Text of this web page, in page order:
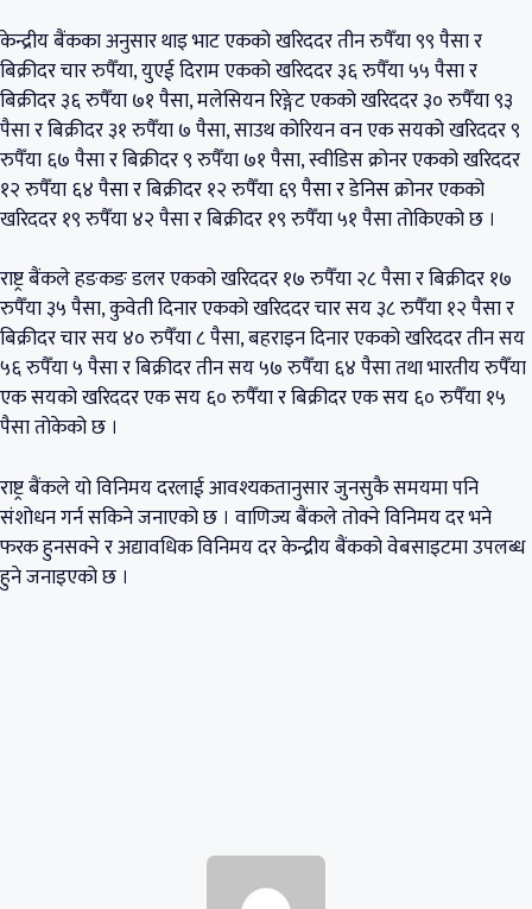
केन्द्रीय बैंकका अनुसार थाइ भाट एकको खरिददर तीन रुपैँया ९९ पैसा र
बिक्रीदर चार रुपैँया, युएई दिराम एकको खरिददर ३६ रुपैँया ५५ पैसा र
बिक्रीदर ३६ रुपैँया ७१ पैसा, मलेसियन रिङ्गेट एकको खरिददर ३० रुपैँया ९३
पैसा र बिक्रीदर ३१ रुपैँया ७ पैसा, साउथ कोरियन वन एक सयको खरिददर ९
रुपैँया ६७ पैसा र बिक्रीदर ९ रुपैँया ७१ पैसा, स्वीडिस क्रोनर एकको खरिददर
१२ रुपैँया ६४ पैसा र बिक्रीदर १२ रुपैँया ६९ पैसा र डेनिस क्रोनर एकको
खरिददर १९ रुपैँया ४२ पैसा र बिक्रीदर १९ रुपैँया ५१ पैसा तोकिएको छ ।
राष्ट्र बैंकले हङकङ डलर एकको खरिददर १७ रुपैँया २८ पैसा र बिक्रीदर १७
रुपैँया ३५ पैसा, कुवेती दिनार एकको खरिददर चार सय ३८ रुपैँया १२ पैसा र
बिक्रीदर चार सय ४० रुपैँया ८ पैसा, बहराइन दिनार एकको खरिददर तीन सय
५६ रुपैँया ५ पैसा र बिक्रीदर तीन सय ५७ रुपैँया ६४ पैसा तथा भारतीय रुपैँया
एक सयको खरिददर एक सय ६० रुपैँया र बिक्रीदर एक सय ६० रुपैँया १५
पैसा तोकेको छ ।
राष्ट्र बैंकले यो विनिमय दरलाई आवश्यकतानुसार जुनसुकै समयमा पनि
संशोधन गर्न सकिने जनाएको छ । वाणिज्य बैंकले तोक्ने विनिमय दर भने
फरक हुनसक्ने र अद्यावधिक विनिमय दर केन्द्रीय बैंकको वेबसाइटमा उपलब्ध
हुने जनाइएको छ ।